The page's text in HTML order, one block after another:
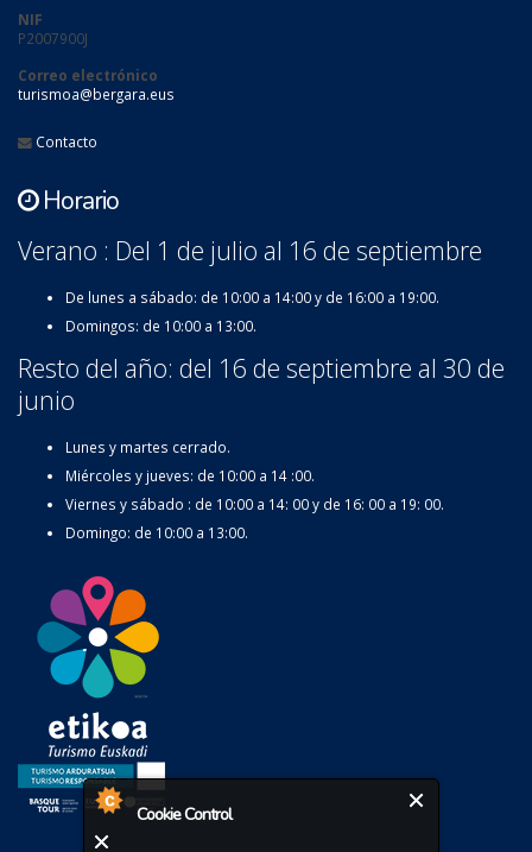
Cookie Control
NIF
P2007900J
Correo electrónico
turismoa@bergara.eus
Contacto
Horario
Verano : Del 1 de julio al 16 de septiembre
De lunes a sábado: de 10:00 a 14:00 y de 16:00 a 19:00.
Domingos: de 10:00 a 13:00.
Resto del año: del 16 de septiembre al 30 de
junio
Lunes y martes cerrado.
Miércoles y jueves: de 10:00 a 14 :00.
Viernes y sábado : de 10:00 a 14: 00 y de 16: 00 a 19: 00.
Domingo: de 10:00 a 13:00.